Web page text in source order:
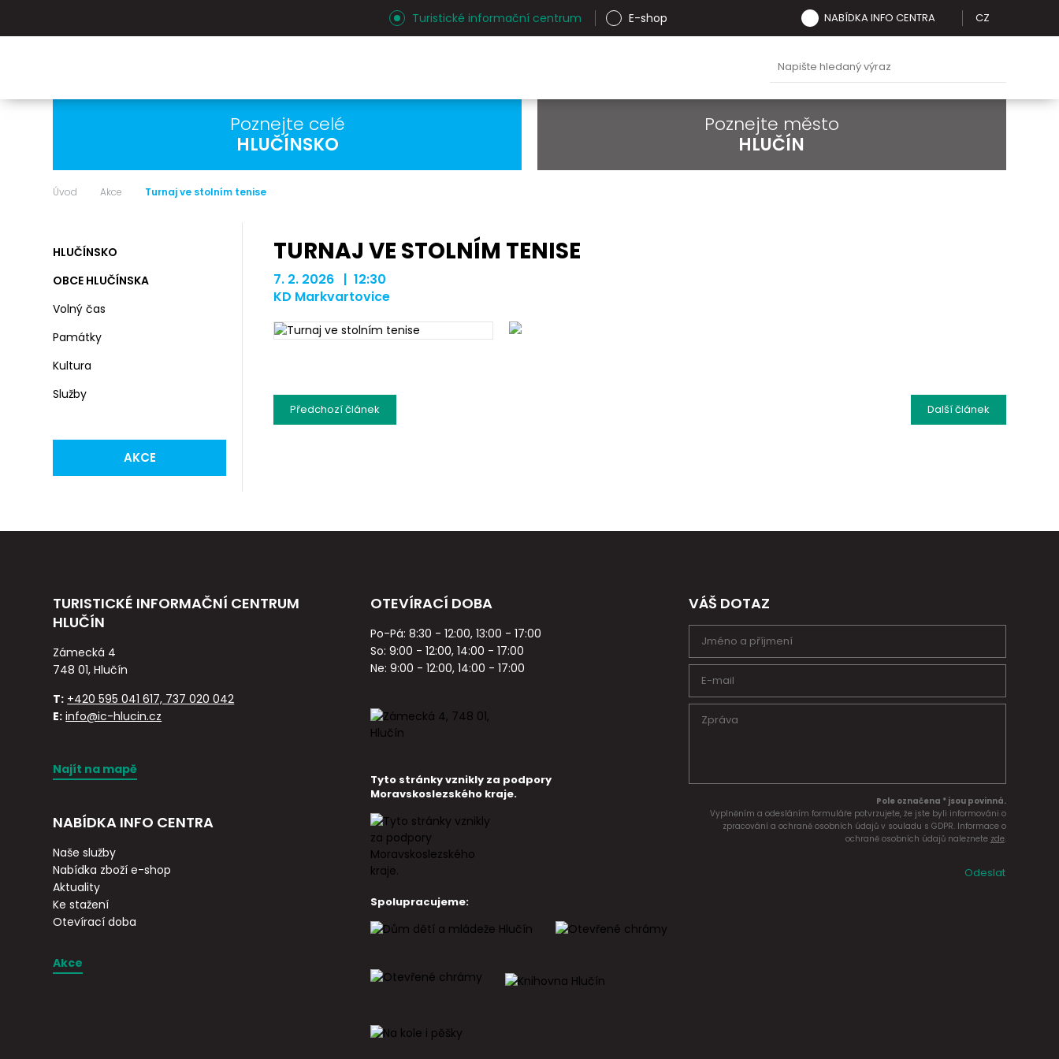
Turistické informační centrum E-shop NABÍDKA INFO CENTRA CZ
Poznejte celé
HLUČÍNSKO
Poznejte město
HLUČÍN
Úvod Akce Turnaj ve stolním tenise
HLUČÍNSKO
OBCE HLUČÍNSKA
Volný čas
Památky
Kultura
Služby
AKCE
TURNAJ VE STOLNÍM TENISE
7. 2. 2026 | 12:30
KD Markvartovice
Dalšíčlánek
Předchozíčlánek
TURISTICKÉ INFORMAČNÍ CENTRUM
HLUČÍN
Zámecká 4
748 01, Hlučín
T: +420 595 041 617, 737 020 042
E: info@ic-hlucin.cz
Najít na mapě
NABÍDKA INFO CENTRA
Naše služby
Nabídka zboží e-shop
Aktuality
Ke stažení
Otevírací doba
Akce
OTEVÍRACÍ DOBA
Po-Pá: 8:30 - 12:00, 13:00 - 17:00
So: 9:00 - 12:00, 14:00 - 17:00
Ne: 9:00 - 12:00, 14:00 - 17:00
Tyto stránky vznikly za podpory
Moravskoslezského kraje.
Spolupracujeme:
VÁŠ DOTAZ
Pole označena * jsou povinná.
Vyplněním a odesláním formuláře potvrzujete, že jste byli informováni o
zpracování a ochraně osobních údajů v souladu s GDPR. Informace o
ochraně osobních údajů naleznete zde.
Odeslat